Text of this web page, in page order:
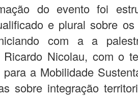
do evento foi
e plural sobre
com a a
Ricardo Nicolau, com o
a Mobilidade
sobre integração